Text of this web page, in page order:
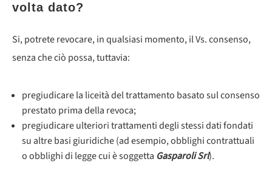
volta dato?
Si, potrete revocare, in qualsiasi momento, il Vs. consenso,
senza che ciò possa, tuttavia:
pregiudicare la liceità del trattamento basato sul consenso
prestato prima della revoca;
pregiudicare ulteriori trattamenti degli stessi dati fondati
su altre basi giuridiche (ad esempio, obblighi contrattuali
o obblighi di legge cui è soggetta Gasparoli Srl).